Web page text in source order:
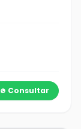
Consultar